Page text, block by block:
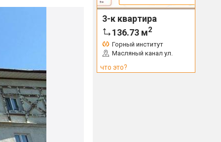
3-к квартира
136.73 м2
Горный институт
Масляный канал ул.
что это?